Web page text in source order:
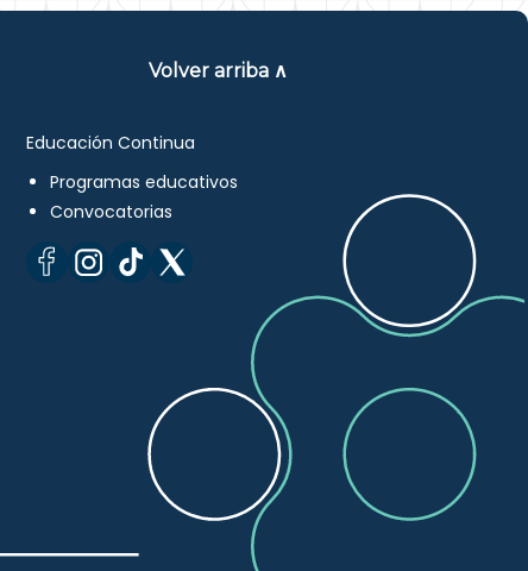
Volver arriba ∧
Educación Continua
Programas educativos
Convocatorias